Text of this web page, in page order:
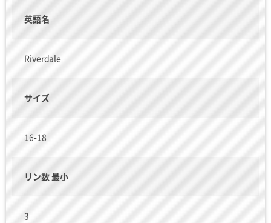
英語名
Riverdale
サイズ
16-18
リン数 最小
3